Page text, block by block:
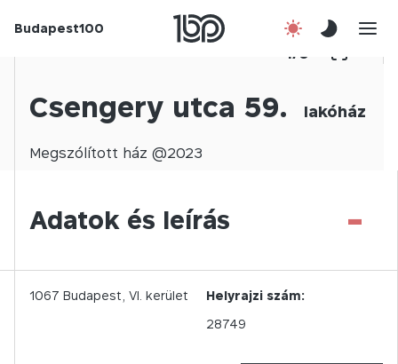
Budapest100
1/ 0
Csengery utca 59. lakóház
Megszólított ház @2023
Adatok és leírás -
1067 Budapest, VI. kerület
Helyrajzi szám:
28749